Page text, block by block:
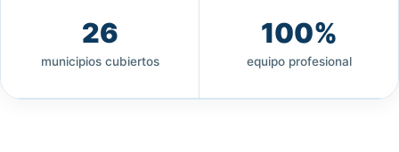
26
municipios cubiertos
100%
equipo profesional